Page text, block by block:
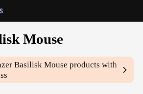
Mouse
Basilisk Mouse products with